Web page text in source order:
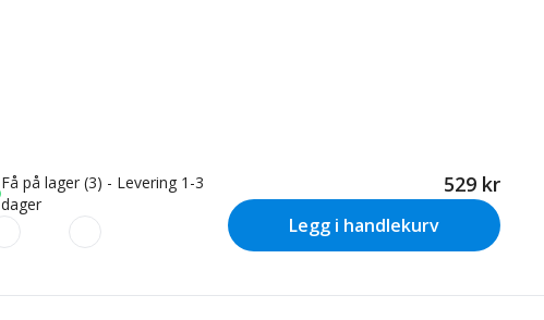
Få på lager (3) - Levering 1-3
dager
529 kr
Legg i handlekurv